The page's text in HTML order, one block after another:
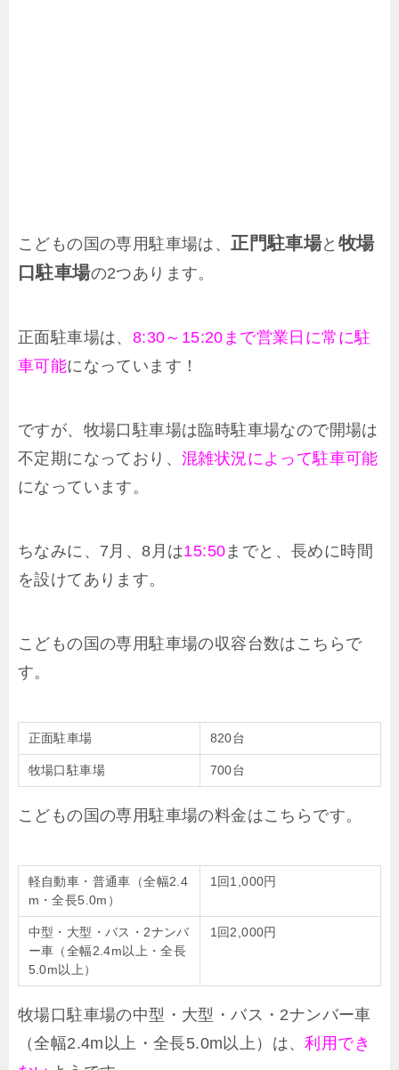
こどもの国の専用駐車場は、 正門駐車場と 牧場
口駐車場の2つあります。
正面駐車場は、 8:30～15:20まで営業日に常に駐
車可能になっています！
ですが、牧場口駐車場は臨時駐車場なので開場は
不定期になっており、 混雑状況によって駐車可能
になっています。
ちなみに、7月、8月は15:50 までと、長めに時間
を設けてあります。
こどもの国の専用駐車場の収容台数はこちらで
す。
正面駐車場 820台
牧場口駐車場 700台
こどもの国の専用駐車場の料金はこちらです。
軽自動車・普通車（全幅2.4
m・全長5.0m）
1回1,000円
中型・大型・バス・2ナンバ
ー車（全幅2.4m以上・全長
5.0m以上）
1回2,000円
牧場口駐車場の中型・大型・バス・2ナンバー車
（全幅2.4m以上・全長5.0m以上）は、利用でき